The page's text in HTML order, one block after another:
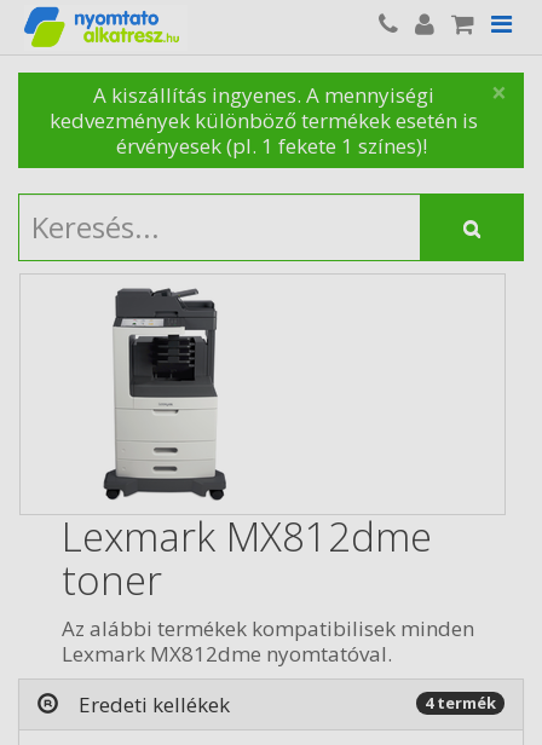
×
A kiszállítás ingyenes. A mennyiségi
kedvezmények különböző termékek esetén is
érvényesek (pl. 1 fekete 1 színes)!
Lexmark MX812dme
toner
Az alábbi termékek kompatibilisek minden
Lexmark MX812dme nyomtatóval.
Eredeti kellékek
4 termék